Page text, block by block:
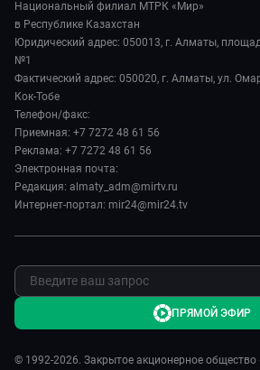
Наука и технологии
Здоровье и медицина
Спорт
Авто
Культура
Вместе выгодно
Евразия. Культурно
Евразия. Регионы
Наши иностранцы
Пять причин поехать в...
Сделано в Содружестве
История
Руководство
Лица мира
Пресса о нас
Карьера
Реклама
Обратная связь
Национальный филиал МТРК «Мир»
в Республике Казахстан
Юридический адрес: 050013, г. Алматы,
№1
Фактический адрес: 050020, г. Алматы, ул.
Кок-Тобе
Телефон/факс:
Приемная: +7 7272 48 61 56
Реклама: +7 7272 48 61 56
Электронная почта:
Редакция: almaty_adm@mirtv.ru
Интернет-портал: mir24@mir24.tv
© 1992-2026. Закрытое акционерное общество
ПРЯМОЙ ЭФИР